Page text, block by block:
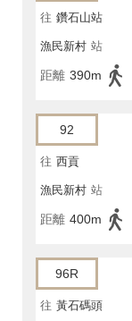
往 鑽石山站
漁民新村 站
距離 390m
92
往 西貢
漁民新村 站
距離 400m
96R
往 黃石碼頭